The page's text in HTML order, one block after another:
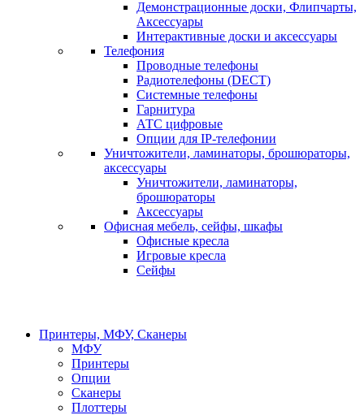
Демонстрационные доски, Флипчарты,
Аксессуары
Интерактивные доски и аксессуары
Телефония
Проводные телефоны
Радиотелефоны (DECT)
Системные телефоны
Гарнитура
АТС цифровые
Опции для IP-телефонии
Уничтожители, ламинаторы, брошюраторы,
аксессуары
Уничтожители, ламинаторы,
брошюраторы
Аксессуары
Офисная мебель, сейфы, шкафы
Офисные кресла
Игровые кресла
Сейфы
Принтеры, МФУ, Сканеры
МФУ
Принтеры
Опции
Сканеры
Плоттеры